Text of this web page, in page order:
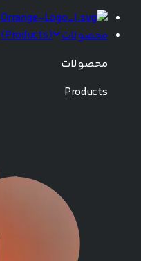
محصولات (
Products
)
محصولات
Products